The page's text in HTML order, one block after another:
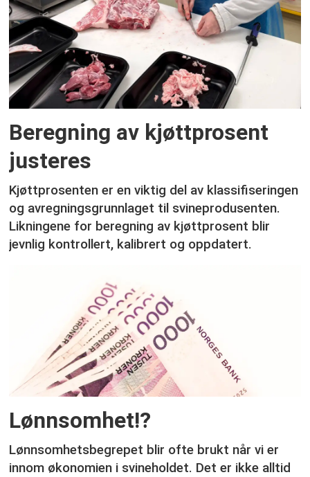
Beregning av kjøttprosent
justeres
Kjøttprosenten er en viktig del av klassifiseringen
og avregningsgrunnlaget til svineprodusenten.
Likningene for beregning av kjøttprosent blir
jevnlig kontrollert, kalibrert og oppdatert.
Lønnsomhet!?
Lønnsomhetsbegrepet blir ofte brukt når vi er
innom økonomien i svineholdet. Det er ikke alltid